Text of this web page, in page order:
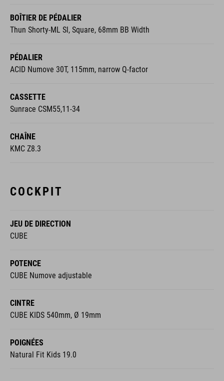
BOÎTIER DE PÉDALIER
Thun Shorty-ML Sl, Square, 68mm BB Width
PÉDALIER
ACID Numove 30T, 115mm, narrow Q-factor
CASSETTE
Sunrace CSM55,11-34
CHAÎNE
KMC Z8.3
COCKPIT
JEU DE DIRECTION
CUBE
POTENCE
CUBE Numove adjustable
CINTRE
CUBE KIDS 540mm, Ø 19mm
POIGNÉES
Natural Fit Kids 19.0